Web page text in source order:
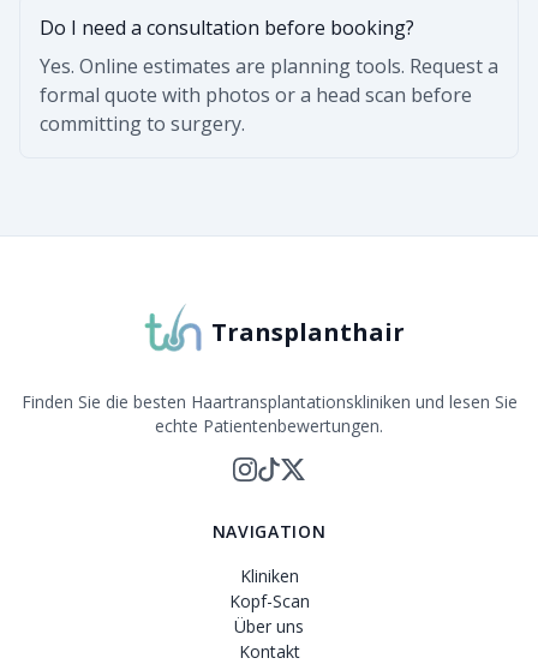
Do I need a consultation before booking?
Yes. Online estimates are planning tools. Request a
formal quote with photos or a head scan before
committing to surgery.
Transplanthair
Finden Sie die besten Haartransplantationskliniken und lesen Sie
echte Patientenbewertungen.
NAVIGATION
Kliniken
Kopf-Scan
Über uns
Kontakt